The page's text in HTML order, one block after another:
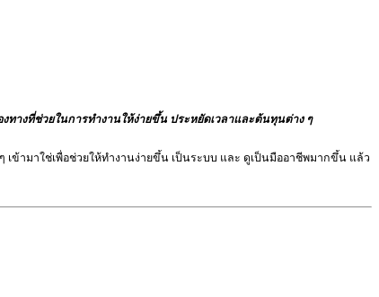
างที่ช่วยในการทำงานให้ง่ายขึ้น ประหยัดเวลาและต้นทุนต่าง ๆ
ามาใช่เพื่อช่วยให้ทำงานง่ายขึ้น เป็นระบบ และ ดูเป็นมืออาชีพมากขึ้น แล้ว